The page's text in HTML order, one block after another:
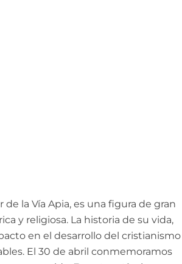
de la Vía Apia, es una figura de gran
y religiosa. La historia de su vida,
en el desarrollo del cristianismo
El 30 de abril conmemoramos